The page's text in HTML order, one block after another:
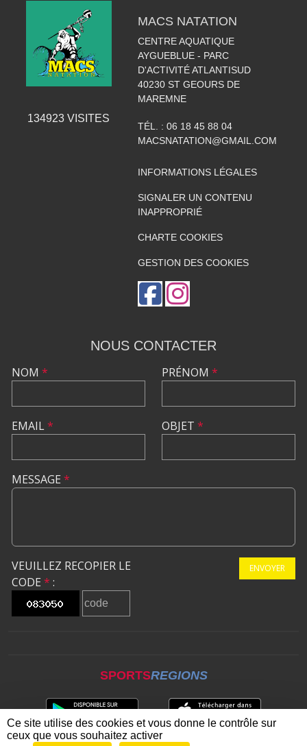
134923 VISITES
MACS NATATION
CENTRE AQUATIQUE
AYGUEBLUE - PARC
D'ACTIVITÉ ATLANTISUD
40230 ST GEOURS DE
MAREMNE
TÉL. : 06 18 45 88 04
MACSNATATION@GMAIL.COM
INFORMATIONS LÉGALES
SIGNALER UN CONTENU
INAPPROPRIÉ
CHARTE COOKIES
GESTION DES COOKIES
NOUS CONTACTER
NOM *
EMAIL*
PRÉNOM *
OBJET *
MESSAGE *
VEUILLEZ RECOPIER LE
CODE * :
ENVOYER
SPORTSREGIONS
Ce site utilise des cookies et vous donne le contrôle sur
ceux que vous souhaitez activer